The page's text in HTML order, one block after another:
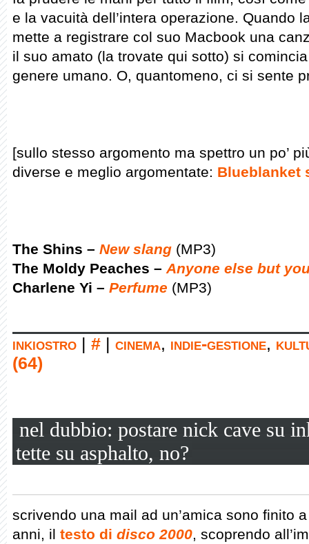
e la vacuità dell’intera operazione. Quando
mette a registrare col suo Macbook una
il suo amato (la trovate qui sotto) si
genere umano. O, quantomeno, ci si sente
[sullo stesso argomento ma spettro un po’
diverse e meglio argomentate: Blueblanket
The Shins – New slang (MP3)
The Moldy Peaches – Anyone else but
Charlene Yi – Perfume (MP3)
inkiostro # cinema, indie-gestione,
(64)
nel dubbio: postare nick cave su
tette su asphalto, no?
scrivendo una mail ad un’amica sono finito
anni, il testo di disco 2000, scoprendo